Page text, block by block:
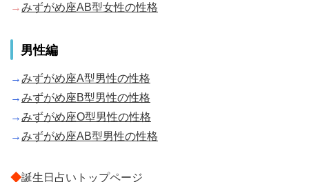
→みずがめ座AB型女性の性格
男性編
→みずがめ座A型男性の性格
→みずがめ座B型男性の性格
→みずがめ座O型男性の性格
→みずがめ座AB型男性の性格
◆誕生日占いトップページ